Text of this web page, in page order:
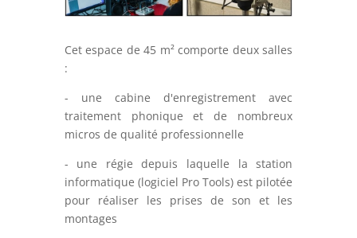
Cet espace de 45 m² comporte deux salles
:
- une cabine d'enregistrement avec
traitement phonique et de nombreux
micros de qualité professionnelle
- une régie depuis laquelle la station
informatique (logiciel Pro Tools) est pilotée
pour réaliser les prises de son et les
montages